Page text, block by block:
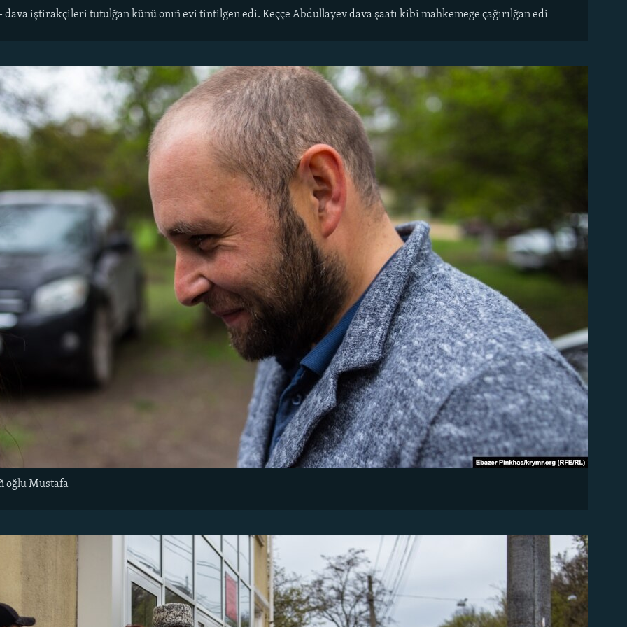
iştirakçileri tutulğan künü onıñ evi tintilgen edi. Keççe Abdullayev dava şaatı kibi mahkemege çağırılğan edi
oğlu Mustafa